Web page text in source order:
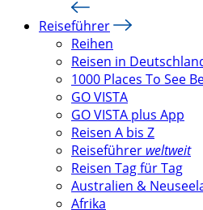
Reiseführer
Reihen
Reisen in
1000 Places To See
GO VISTA
GO VISTA plus App
Reisen A bis Z
Reiseführer weltweit
Reisen Tag für Tag
Australien &
Afrika